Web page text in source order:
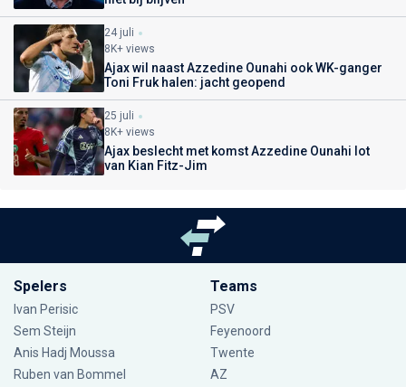
24 juli
8K+ views
Ajax wil naast Azzedine Ounahi ook WK-ganger
Toni Fruk halen: jacht geopend
25 juli
8K+ views
Ajax beslecht met komst Azzedine Ounahi lot
van Kian Fitz-Jim
Spelers
Ivan Perisic
Sem Steijn
Anis Hadj Moussa
Ruben van Bommel
Teams
PSV
Feyenoord
Twente
AZ